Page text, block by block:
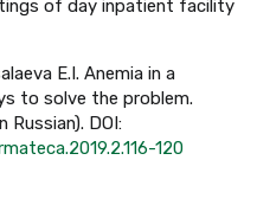
of day inpatient facility
E.I. Anemia in a
to solve the problem.
Russian). DOI:
120